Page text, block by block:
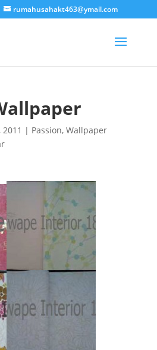
rumahusahakt463@ymail.com
2011 | Passion, Wallpaper